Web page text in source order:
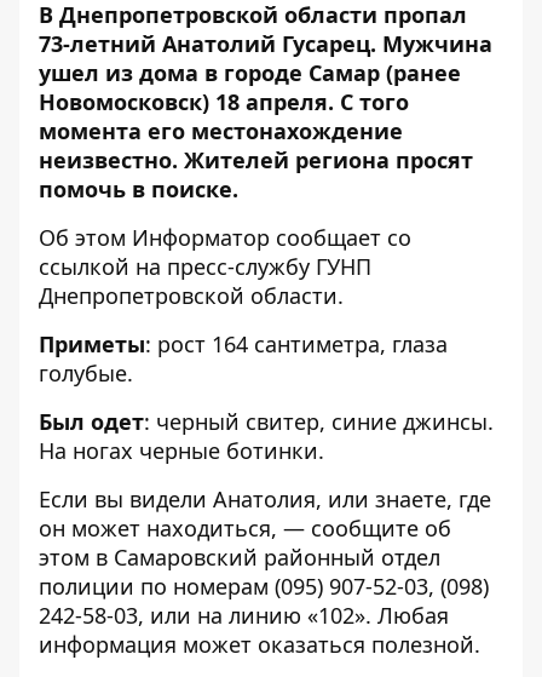
В Днепропетровской области пропал
73-летний Анатолий Гусарец. Мужчина
ушел из дома в городе Самар (ранее
Новомосковск) 18 апреля. С того
момента его местонахождение
неизвестно. Жителей региона просят
помочь в поиске.
Об этом Информатор сообщает со
ссылкой на пресс-службу ГУНП
Днепропетровской области.
Приметы: рост 164 сантиметра, глаза
голубые.
Был одет: черный свитер, синие джинсы.
На ногах черные ботинки.
Если вы видели Анатолия, или знаете, где
он может находиться, — сообщите об
этом в Самаровский районный отдел
полиции по номерам (095) 907-52-03, (098)
242-58-03, или на линию «102». Любая
информация может оказаться полезной.